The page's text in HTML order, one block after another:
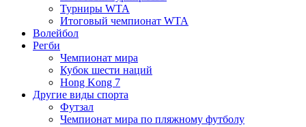
Турниры WTA
Итоговый чемпионат WTA
Волейбол
Регби
Чемпионат мира
Кубок шести наций
Hong Kong 7
Другие виды спорта
Футзал
Чемпионат мира по пляжному футболу